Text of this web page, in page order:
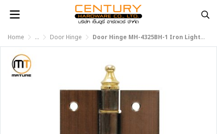
Home ... Door Hinge Door Hinge MH-4325BH-1 Iron Light AC